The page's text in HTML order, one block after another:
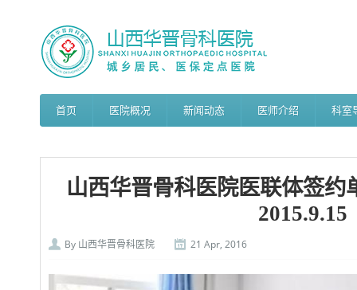
首页 医院概况 新闻动态 医师介绍 科室
山西华晋骨科医院医联体签约
2015.9.15
By 山西华晋骨科医院 21 Apr, 2016